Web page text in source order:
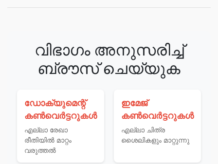
വിഭാഗം അനുസരിച്ച്
ബ്രൗസ് ചെയ്യുക
ഡോക്യുമെന്റ്
കൺവെർട്ടറുകൾ
എല്ലാ രേഖാ
രീതിയില്‍ മാറ്റം
വരുത്തല്‍
ഇമേജ്
കൺവെർട്ടറുകൾ
എല്ലാ ചിത്ര
ശൈലികളും മാറ്റുന്നു